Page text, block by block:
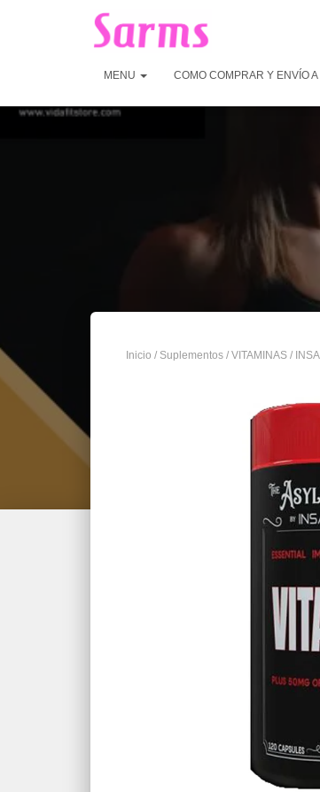
MENU COMO COMPRAR Y ENVÍO
Inicio / Suplementos / VITAMINAS /